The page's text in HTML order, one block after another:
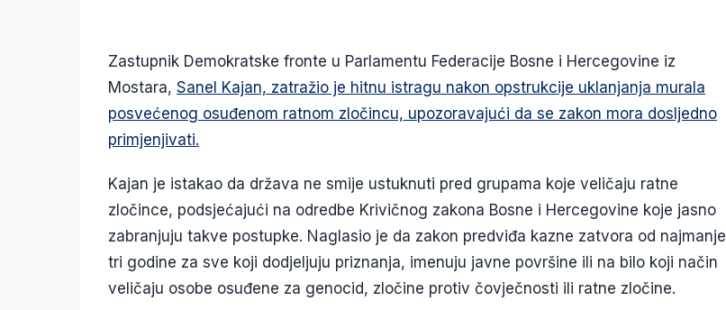
Zastupnik Demokratske fronte u Parlamentu Federacije Bosne i Hercegovine iz
Mostara, Sanel Kajan, zatražio je hitnu istragu nakon opstrukcije uklanjanja murala
posvećenog osuđenom ratnom zločincu, upozoravajući da se zakon mora dosljedno
primjenjivati.
Kajan je istakao da država ne smije ustuknuti pred grupama koje veličaju ratne
zločince, podsjećajući na odredbe Krivičnog zakona Bosne i Hercegovine koje jasno
zabranjuju takve postupke. Naglasio je da zakon predviđa kazne zatvora od najmanje
tri godine za sve koji dodjeljuju priznanja, imenuju javne površine ili na bilo koji način
veličaju osobe osuđene za genocid, zločine protiv čovječnosti ili ratne zločine.